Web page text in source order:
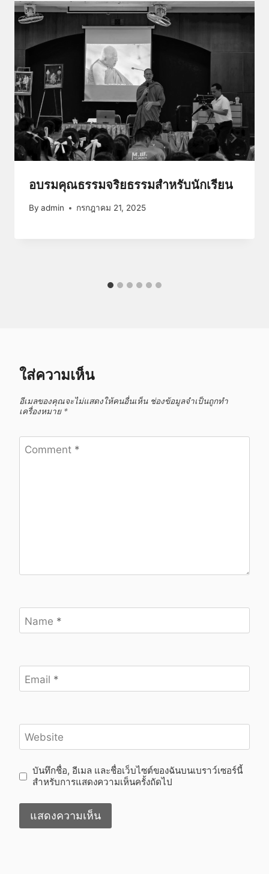
อบรมคุณธรรมจริยธรรมสำหรับนักเรียน
By admin กรกฎาคม 21, 2025
ใส่ความเห็น
อีเมลของคุณจะไม่แสดงให้คนอื่นเห็น ช่องข้อมูลจำเป็นถูกทำ
เครื่องหมาย *
Comment *
Name *
Email *
Website
บันทึกชื่อ, อีเมล และชื่อเว็บไซต์ของฉันบนเบราว์เซอร์นี้
สำหรับการแสดงความเห็นครั้งถัดไป